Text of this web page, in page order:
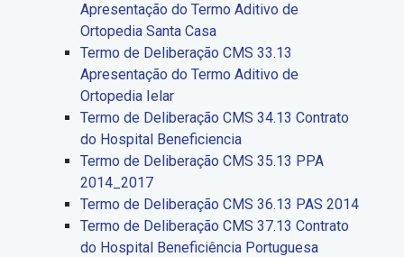
Apresentação do Termo Aditivo de
Ortopedia Santa Casa
Termo de Deliberação CMS 33.13
Apresentação do Termo Aditivo de
Ortopedia Ielar
Termo de Deliberação CMS 34.13 Contrato
do Hospital Beneficiencia
Termo de Deliberação CMS 35.13 PPA
2014_2017
Termo de Deliberação CMS 36.13 PAS 2014
Termo de Deliberação CMS 37.13 Contrato
do Hospital Beneficiência Portuguesa